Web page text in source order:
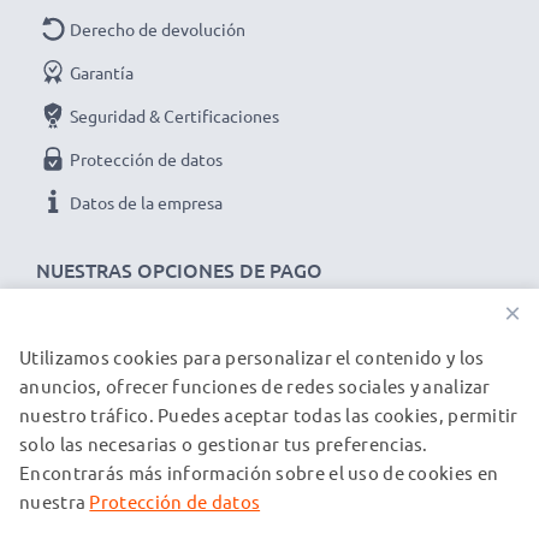
NUESTRAS OPCIONES DE PAGO
Derecho de devolución
Garantía
Seguridad & Certificaciones
Protección de datos
Datos de la empresa
NUESTROS PARTNERS DE ENVÍO
© subtel.es 2026
Todos los precios incluyen IVA y excluyen los costos de envío.
Tenga en cuenta que todas las marcas registradas que
×
Utilizamos cookies para personalizar el contenido y los
anuncios, ofrecer funciones de redes sociales y analizar
nuestro tráfico. Puedes aceptar todas las cookies, permitir
solo las necesarias o gestionar tus preferencias.
Encontrarás más información sobre el uso de cookies en
nuestra Protección de datos